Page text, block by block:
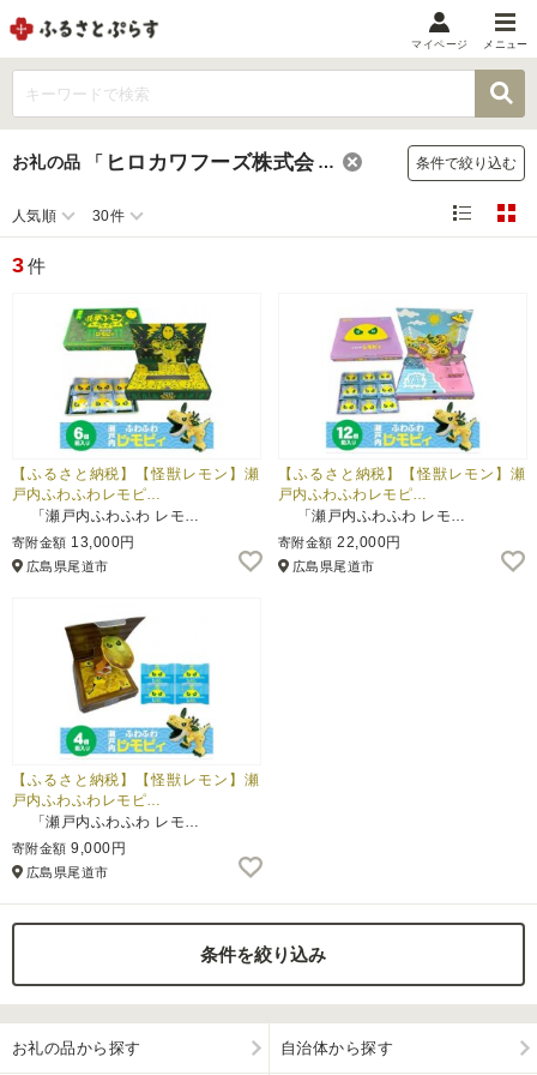
メニュー
マイメニュー
マイページ
メニュー
お礼の品から探す
お礼の品をカテゴリや金額で絞り込み
自治体から探す
ランキング
特集・おすすめ
ふるさと納税とは
控除額シミュレータ
マイページ
お礼の品 「 ヒロカワフーズ株式会社 」 条件で絞り込む
人気順 30件
3件
【ふるさと納税】【怪獣レモン】瀬
戸内ふわふわレモピ…
「瀬戸内ふわふわ レモ…
寄附金額 13,000円
広島県尾道市
【ふるさと納税】【怪獣レモン】瀬
戸内ふわふわレモピ…
「瀬戸内ふわふわ レモ…
寄附金額 22,000円
広島県尾道市
【ふるさと納税】【怪獣レモン】瀬
戸内ふわふわレモピ…
「瀬戸内ふわふわ レモ…
寄附金額 9,000円
広島県尾道市
条件を絞り込み
お礼の品から探す 自治体から探す